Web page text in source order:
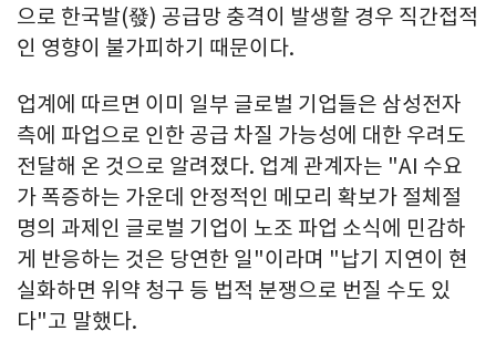
으로 한국발(發) 공급망 충격이 발생할 경우 직간접적
인 영향이 불가피하기 때문이다.
업계에 따르면 이미 일부 글로벌 기업들은 삼성전자
측에 파업으로 인한 공급 차질 가능성에 대한 우려도
전달해 온 것으로 알려졌다. 업계 관계자는 "AI 수요
가 폭증하는 가운데 안정적인 메모리 확보가 절체절
명의 과제인 글로벌 기업이 노조 파업 소식에 민감하
게 반응하는 것은 당연한 일"이라며 "납기 지연이 현
실화하면 위약 청구 등 법적 분쟁으로 번질 수도 있
다"고 말했다.